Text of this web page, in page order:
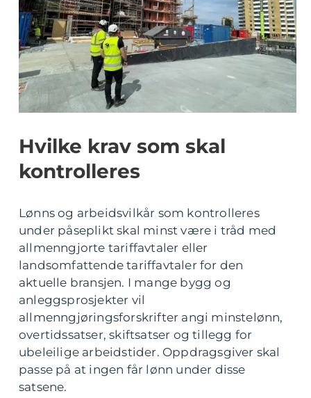
Hvilke krav som skal
kontrolleres
Lønns og arbeidsvilkår som kontrolleres
under påseplikt skal minst være i tråd med
allmenngjorte tariffavtaler eller
landsomfattende tariffavtaler for den
aktuelle bransjen. I mange bygg og
anleggsprosjekter vil
allmenngjøringsforskrifter angi minstelønn,
overtidssatser, skiftsatser og tillegg for
ubeleilige arbeidstider. Oppdragsgiver skal
passe på at ingen får lønn under disse
satsene.